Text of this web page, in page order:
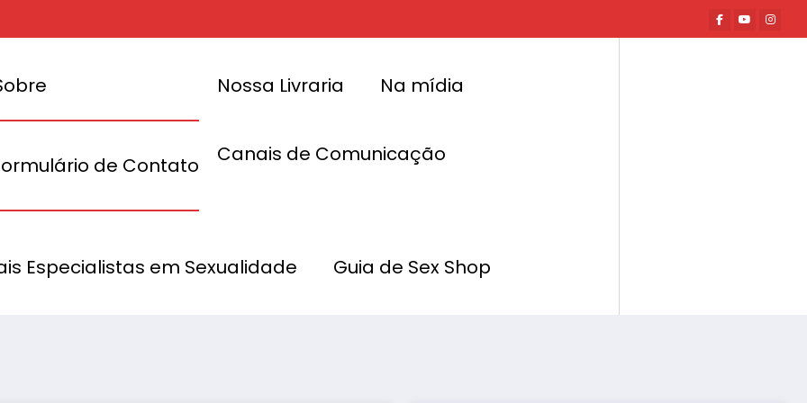
de Contato
Nossa Livraria Na mídia
Canais de Comunicação
Especialistas em Sexualidade Guia de Sex Shop
para